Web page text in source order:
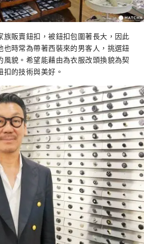
族販賣鈕扣，被鈕扣包圍著長大，因此
也時常為帶著西裝來的男客人，挑選鈕
風貌。希望能藉由為衣服改頭換貌為契
的技術與美好。